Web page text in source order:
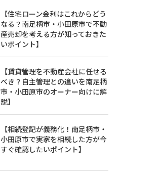
【住宅ローン金利はこれからどう
なる？南足柄市・小田原市で不動
産売却を考える方が知っておきた
いポイント】
【賃貸管理を不動産会社に任せる
べき？自主管理との違いを南足柄
市・小田原市のオーナー向けに解
説】
【相続登記が義務化！南足柄市・
小田原市で実家を相続した方が今
すぐ確認したいポイント】